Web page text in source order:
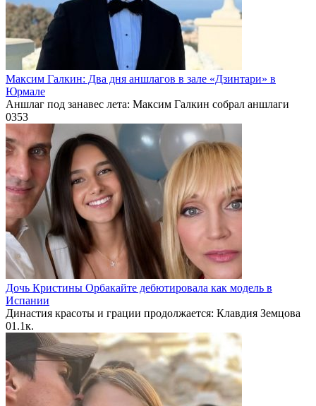
Максим Галкин: Два дня аншлагов в зале «Дзинтари» в
Юрмале
Аншлаг под занавес лета: Максим Галкин собрал аншлаги
0353
Дочь Кристины Орбакайте дебютировала как модель в
Испании
Династия красоты и грации продолжается: Клавдия Земцова
01.1к.